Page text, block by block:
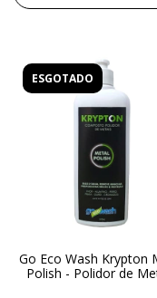
ESGOTADO
Go Eco Wash Krypton
Polish - Polidor de